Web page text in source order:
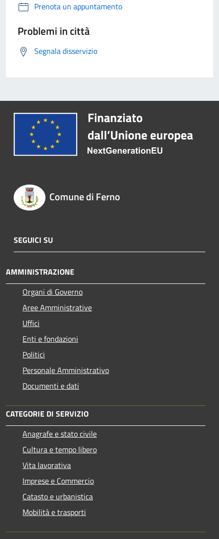
Prenota un appuntamento
Problemi in città
Segnala disservizio
Comune di Ferno
SEGUICI SU
AMMINISTRAZIONE
Organi di Governo
Aree Amministrative
Uffici
Enti e fondazioni
Politici
Personale Amministrativo
Documenti e dati
CATEGORIE DI SERVIZIO
Anagrafe e stato civile
Cultura e tempo libero
Vita lavorativa
Imprese e Commercio
Catasto e urbanistica
Mobilità e trasporti